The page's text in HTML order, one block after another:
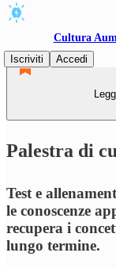
Cultura
Iscriviti
Accedi
Palestra di
Test e
le conoscenze
recupera i
lungo termine.